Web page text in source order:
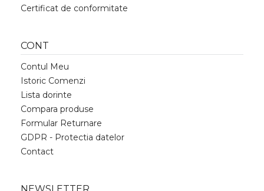
Certificat de conformitate
CONT
Contul Meu
Istoric Comenzi
Lista dorinte
Compara produse
Formular Returnare
GDPR - Protectia datelor
Contact